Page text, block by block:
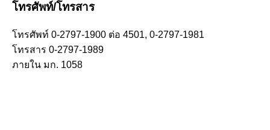
โทรศัพท์/โทรสาร
โทรศัพท์ 0-2797-1900 ต่อ 4501, 0-2797-1981
โทรสาร 0-2797-1989
ภายใน มก. 1058